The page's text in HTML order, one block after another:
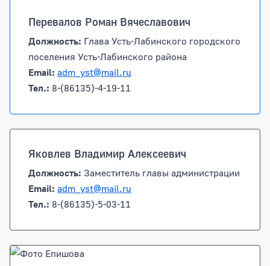
Перевалов Роман Вячеславович
Должность: Глава Усть-Лабинского городского
поселения Усть-Лабинского района
Email: adm_yst@mail.ru
Тел.: 8-(86135)-4-19-11
Яковлев Владимир Алексеевич
Должность: Заместитель главы администрации
Email: adm_yst@mail.ru
Тел.: 8-(86135)-5-03-11